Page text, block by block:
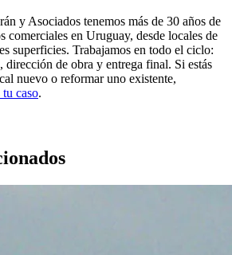
y Asociados tenemos más de 30 años de
comerciales en Uruguay, desde locales de
superficies. Trabajamos en todo el ciclo:
dirección de obra y entrega final. Si estás
nuevo o reformar uno existente,
caso.